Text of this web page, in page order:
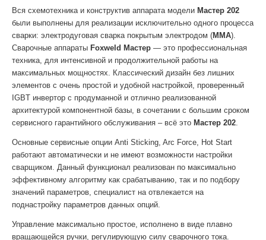
Вся схемотехника и конструктив аппарата модели Мастер 202
были выполнены для реализации исключительно одного процесса
сварки: электродуговая сварка покрытым электродом (MMA).
Сварочные аппараты Foxweld Мастер — это профессиональная
техника, для интенсивной и продолжительной работы на
максимальных мощностях. Классический дизайн без лишних
элементов с очень простой и удобной настройкой, проверенный
IGBT инвертор с продуманной и отлично реализованной
архитектурой компонентной базы, в сочетании с большим сроком
сервисного гарантийного обслуживания – всё это Мастер 202.
Основные сервисные опции Anti Sticking, Arc Force, Hot Start
работают автоматически и не имеют возможности настройки
сварщиком. Данный функционал реализован по максимально
эффективному алгоритму как срабатыванию, так и по подбору
значений параметров, специалист на отвлекается на
поднастройку параметров данных опций.
Управление максимально простое, исполнено в виде плавно
вращающейся ручки, регулирующую силу сварочного тока.